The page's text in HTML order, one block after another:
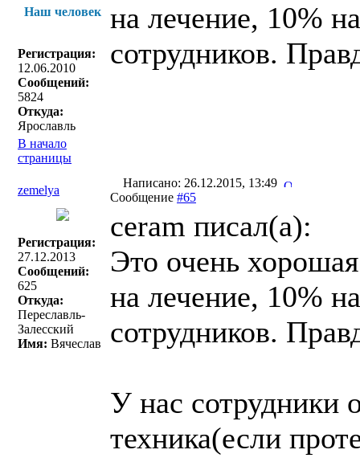
Наш человек
Регистрация:
12.06.2010
Сообщений:
5824
Откуда:
Ярославль
на лечение, 10%
сотрудников.
В начало
страницы
zemelya
Написано: 26.12.2015, 13:49
Сообщение #65
Регистрация:
27.12.2013
Сообщений:
625
Откуда:
Переславль-
Залесский
Имя: Вячеслав
ceram писал(a):
Это очень
на лечение, 10%
сотрудников.
У нас сотрудники
техника(если